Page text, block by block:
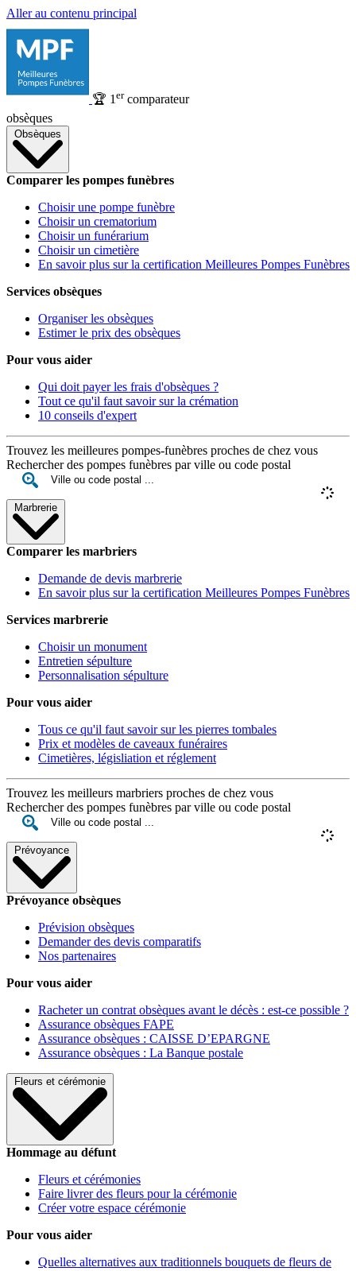
Aller au contenu principal
🏆 1 ercomparateur
obsèques
Obsèques
Comparer les pompes funèbres
Choisir une pompe funèbre
Choisir un crematorium
Choisir un funérarium
Choisir un cimetière
En savoir plus sur la certification Meilleures Pompes Funèbres
Services obsèques
Organiser les obsèques
Estimer le prix des obsèques
Pour vous aider
Qui doit payer les frais d'obsèques ?
Tout ce qu'il faut savoir sur la crémation
10 conseils d'expert
Trouvez les meilleures pompes-funèbres proches de chez vous
Rechercher des pompes funèbres par ville ou code postal
Marbrerie
Comparer les marbriers
Demande de devis marbrerie
En savoir plus sur la certification Meilleures Pompes Funèbres
Services marbrerie
Choisir un monument
Entretien sépulture
Personnalisation sépulture
Pour vous aider
Tous ce qu'il faut savoir sur les pierres tombales
Prix et modèles de caveaux funéraires
Cimetières, législiation et réglement
Trouvez les meilleurs marbriers proches de chez vous
Rechercher des pompes funèbres par ville ou code postal
Prévoyance
Prévoyance obsèques
Prévision obsèques
Demander des devis comparatifs
Nos partenaires
Pour vous aider
Racheter un contrat obsèques avant le décès : est-ce possible ?
Assurance obsèques FAPE
Assurance obsèques : CAISSE D’EPARGNE
Assurance obsèques : La Banque postale
Fleurs et cérémonie
Hommage au défunt
Fleurs et cérémonies
Faire livrer des fleurs pour la cérémonie
Créer votre espace cérémonie
Pour vous aider
Quelles alternatives aux traditionnels bouquets de fleurs de